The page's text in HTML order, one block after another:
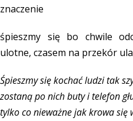
znaczenie
śpieszmy się bo chwile
ulotne, czasem na przekór
Śpieszmy się kochać ludzi tak
zostaną po nich buty i telefon
tylko co nieważne jak krowa się